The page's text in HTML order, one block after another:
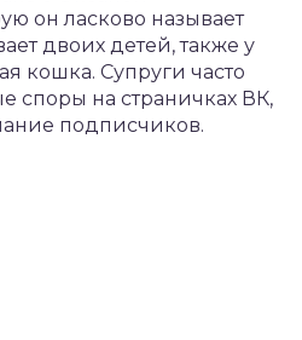
он ласково называет
двоих детей, также у
кошка. Супруги часто
споры на страничках ВК,
подписчиков.